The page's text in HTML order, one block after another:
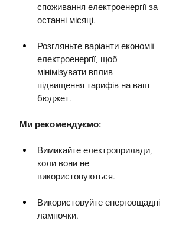
споживання електроенергії за
останні місяці.
Розгляньте варіанти економії
електроенергії, щоб
мінімізувати вплив
підвищення тарифів на ваш
бюджет.
Ми рекомендуємо:
Вимикайте електроприлади,
коли вони не
використовуються.
Використовуйте енергоощадні
лампочки.